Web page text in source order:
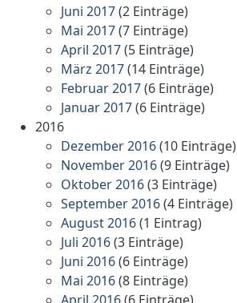
Juni 2017(2 Einträge)
Mai 2017(7 Einträge)
April 2017(5 Einträge)
März 2017(14 Einträge)
Februar 2017(6 Einträge)
Januar 2017(6 Einträge)
2016
Dezember 2016(10 Einträge)
November 2016(9 Einträge)
Oktober 2016(3 Einträge)
September 2016(4 Einträge)
August 2016(1 Eintrag)
Juli 2016(3 Einträge)
Juni 2016(6 Einträge)
Mai 2016(8 Einträge)